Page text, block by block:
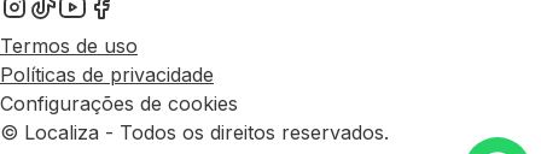
Termos de uso
Políticas de privacidade
Configurações de cookies
© Localiza - Todos os direitos reservados.